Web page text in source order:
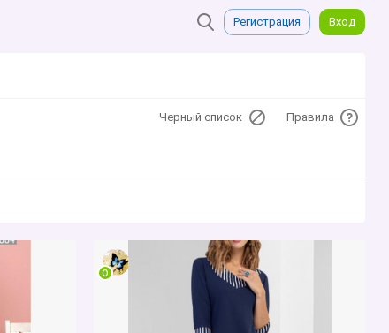
Регистрация Вход
Черный список Правила